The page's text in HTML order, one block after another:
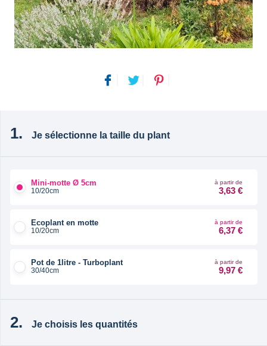
Je sélectionne la taille du plant
Mini-motte Ø 5cm
10/20cm
à partir de
3,63 €
Ecoplant en motte
10/20cm
à partir de
6,37 €
Pot de 1litre - Turboplant
30/40cm
à partir de
9,97 €
Je choisis les quantités